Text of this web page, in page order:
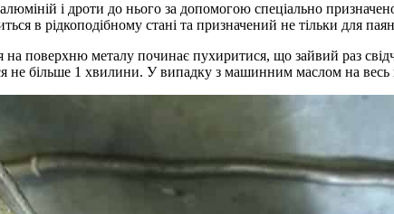
і дроти до нього за допомогою спеціально
в рідкоподібному стані та призначений не тільки для
на поверхню металу починає пухиритися, що зайвий раз
не більше 1 хвилини. У випадку з машинним маслом на весь